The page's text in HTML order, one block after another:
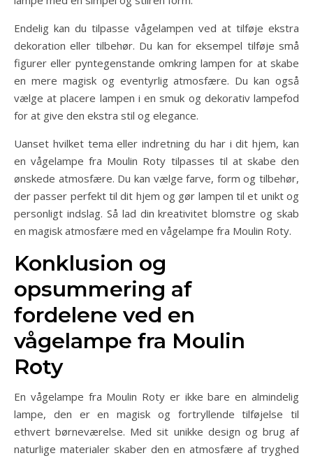
Endelig kan du tilpasse vågelampen ved at tilføje ekstra
dekoration eller tilbehør. Du kan for eksempel tilføje små
figurer eller pyntegenstande omkring lampen for at skabe
en mere magisk og eventyrlig atmosfære. Du kan også
vælge at placere lampen i en smuk og dekorativ lampefod
for at give den ekstra stil og elegance.
Uanset hvilket tema eller indretning du har i dit hjem, kan
en vågelampe fra Moulin Roty tilpasses til at skabe den
ønskede atmosfære. Du kan vælge farve, form og tilbehør,
der passer perfekt til dit hjem og gør lampen til et unikt og
personligt indslag. Så lad din kreativitet blomstre og skab
en magisk atmosfære med en vågelampe fra Moulin Roty.
Konklusion og
opsummering af
fordelene ved en
vågelampe fra Moulin
Roty
En vågelampe fra Moulin Roty er ikke bare en almindelig
lampe, den er en magisk og fortryllende tilføjelse til
ethvert børneværelse. Med sit unikke design og brug af
naturlige materialer skaber den en atmosfære af tryghed